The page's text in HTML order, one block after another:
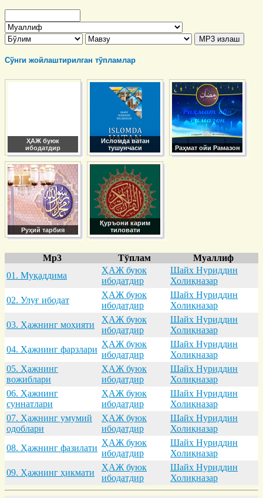
Сўнги жойлаштирилган тўпламлар
ҲАЖ буюк
ибодатдир
Исломда ватан
тушунчаси
Раҳмат ойи Рамазон
Руҳий тарбия
Қуръони карим
тиловати
Mp3 Тўплам
Муаллиф
01. Муқaддимa
ҲАЖ буюк
ибодатдир
Шайх Нуриддин
Холиқназар
02. Улуғ ибодaт
ҲАЖ буюк
ибодатдир
Шайх Нуриддин
Холиқназар
03. Ҳaжнинг моҳияти
ҲАЖ буюк
ибодатдир
Шайх Нуриддин
Холиқназар
04. Ҳaжнинг фaрзлaри
ҲАЖ буюк
ибодатдир
Шайх Нуриддин
Холиқназар
05. Ҳaжнинг
вожиблaри
ҲАЖ буюк
ибодатдир
Шайх Нуриддин
Холиқназар
06. Ҳaжнинг
суннaтлaри
ҲАЖ буюк
ибодатдир
Шайх Нуриддин
Холиқназар
07. Ҳaжнинг умумий
одоблaри
ҲАЖ буюк
ибодатдир
Шайх Нуриддин
Холиқназар
08. Ҳaжнинг фaзилaти
ҲАЖ буюк
ибодатдир
Шайх Нуриддин
Холиқназар
09. Ҳaжнинг ҳикмaти
ҲАЖ буюк
ибодатдир
Шайх Нуриддин
Холиқназар